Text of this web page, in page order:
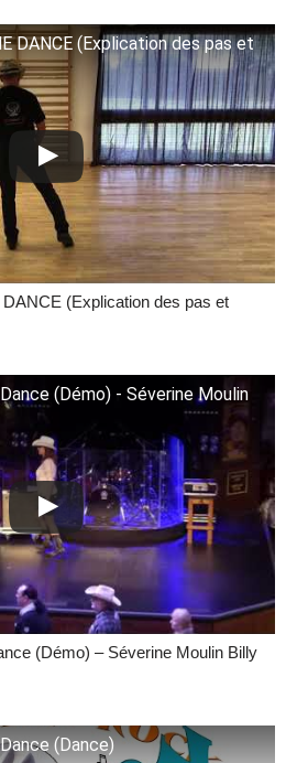
DANCE (Explication des pas et
(Explication des pas et
(Démo) - Séverine Moulin
(Démo) – Séverine Moulin Billy
(Dance)